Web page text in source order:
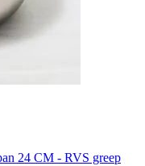
24 CM - RVS greep